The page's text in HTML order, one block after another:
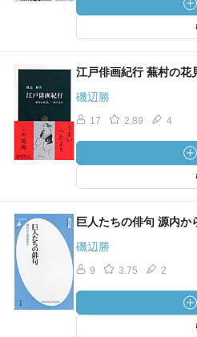
江戸俳画紀行 蕪村の花
磯辺勝
17 2.89 4
巨人たちの俳句 源内
磯辺勝
9 3.75 2